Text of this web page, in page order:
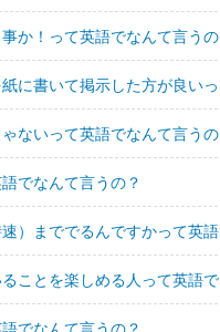
か！って英語でなんて言うの
に書いて掲示した方が良い
ないって英語でなんて言うの
でなんて言うの？
）まででるんですかって英
ことを楽しめる人って英語